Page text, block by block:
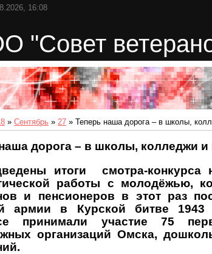
16:08
"Совет
» Сентябрь » 27 » Теперь наша дорога – в школы,
дорога – в школы, колледжи и
итоги смотра-конкурса
работы с молодёжью,
и пенсионеров в этот раз
армии в Курской битве
принимали участие 75
организаций Омска,